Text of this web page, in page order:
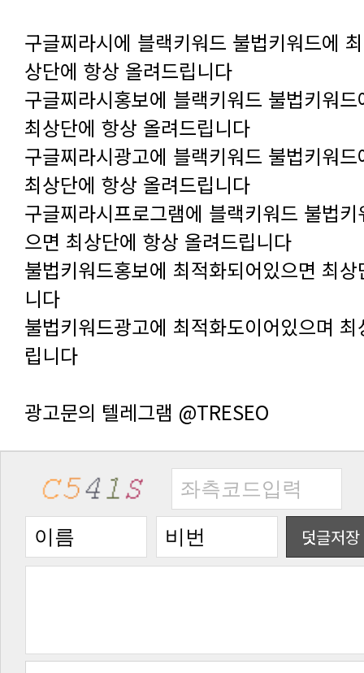
상단에 항상 올려드립니다
최상단에 항상 올려드립니다
최상단에 항상 올려드립니다
으면 최상단에 항상 올려드립니다
니다
립니다
광고문의 텔레그램 @TRESEO
덧글저장